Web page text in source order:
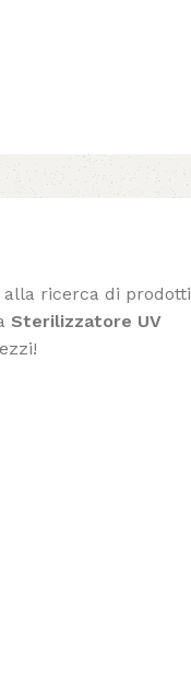
ricerca di prodotti
Sterilizzatore UV